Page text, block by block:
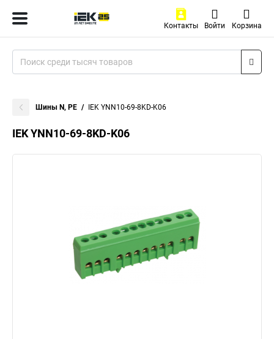
Контакты Войти Корзина
Шины N, PE IEK YNN10-69-8KD-K06
IEK YNN10-69-8KD-K06